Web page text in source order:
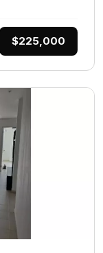
$225,000